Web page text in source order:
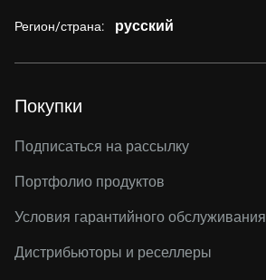
Регион/страна: русский
Покупки
Подписаться на рассылку
Портфолио продуктов
Условия гарантийного обслуживания
Дистрибьюторы и реселлеры